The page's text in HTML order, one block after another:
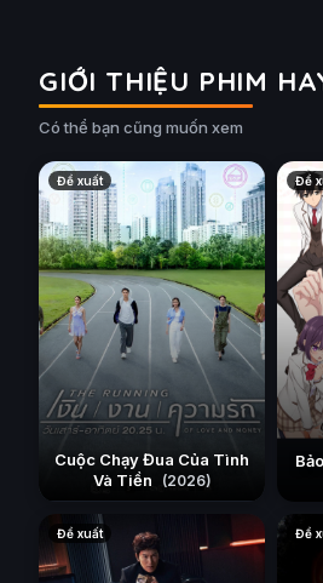
GIỚI THIỆU PHIM
Có thể bạn cũng muốn xem
Đề xuất
Cuộc Chạy Đua Của Tình
Và Tiền
(2026)
Đề
Đề xuất Đề